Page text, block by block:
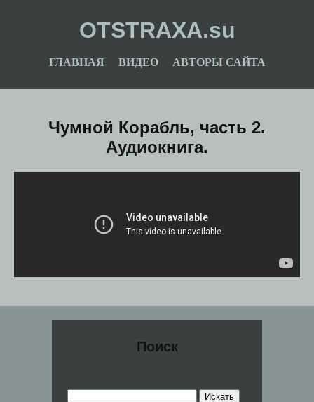
OTSTRAXA.su
ГЛАВНАЯ ВИДЕО АВТОРЫ САЙТА
Чумной Корабль, часть 2.
Аудиокнига.
Поиск